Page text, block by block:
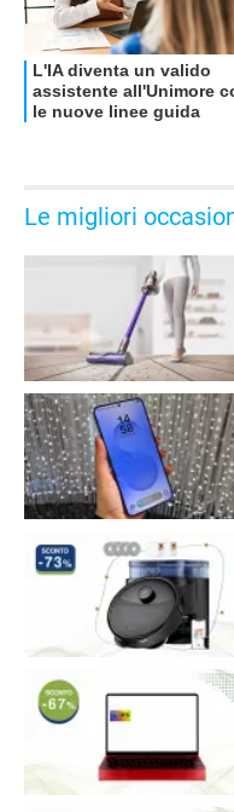
Le migliori